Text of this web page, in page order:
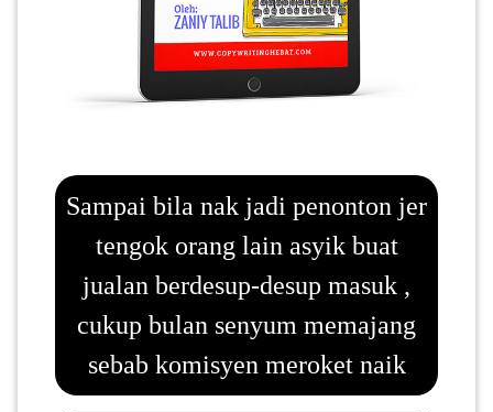
Sampai bila nak jadi penonton jer
tengok orang lain asyik buat
jualan berdesup-desup masuk ,
cukup bulan senyum memajang
sebab komisyen meroket naik
PUTRAJAYA(9)
LABUAN(2)
MALAYSIA(82)
INDONESIA(1)
SINGAPORE(0)